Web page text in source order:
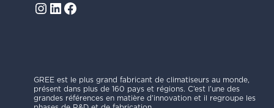
Instagram
LinkedIn
Facebook
GREE est le plus grand fabricant de climatiseurs au monde,
présent dans plus de 160 pays et régions. C’est l’une des
grandes références en matière d’innovation et il regroupe les